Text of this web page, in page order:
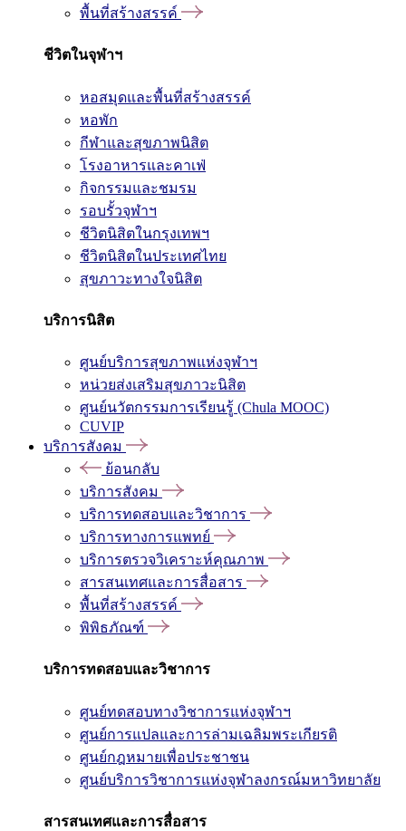
พื้นที่สร้างสรรค์
ชีวิตในจุฬาฯ
หอสมุดและพื้นที่สร้างสรรค์
หอพัก
กีฬาและสุขภาพนิสิต
โรงอาหารและคาเฟ่
กิจกรรมและชมรม
รอบรั้วจุฬาฯ
ชีวิตนิสิตในกรุงเทพฯ
ชีวิตนิสิตในประเทศไทย
สุขภาวะทางใจนิสิต
บริการนิสิต
ศูนย์บริการสุขภาพแห่งจุฬาฯ
หน่วยส่งเสริมสุขภาวะนิสิต
ศูนย์นวัตกรรมการเรียนรู้ (Chula MOOC)
CUVIP
บริการสังคม
ย้อนกลับ
บริการสังคม
บริการทดสอบและวิชาการ
บริการทางการแพทย์
บริการตรวจวิเคราะห์คุณภาพ
สารสนเทศและการสื่อสาร
พื้นที่สร้างสรรค์
พิพิธภัณฑ์
บริการทดสอบและวิชาการ
ศูนย์ทดสอบทางวิชาการแห่งจุฬาฯ
ศูนย์การแปลและการล่ามเฉลิมพระเกียรติ
ศูนย์กฎหมายเพื่อประชาชน
ศูนย์บริการวิชาการแห่งจุฬาลงกรณ์มหาวิทยาลัย
สารสนเทศและการสื่อสาร